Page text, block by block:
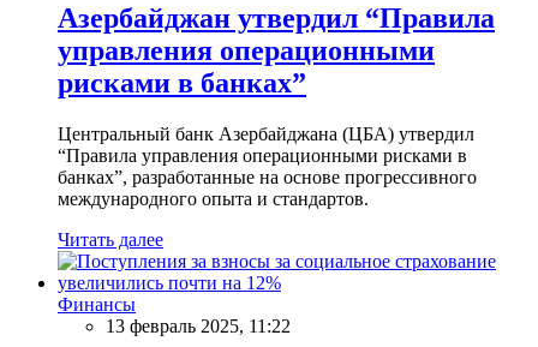
Азербайджан утвердил “Правила
управления операционными
рисками в банках”
Центральный банк Азербайджана (ЦБА) утвердил
“Правила управления операционными рисками в
банках”, разработанные на основе прогрессивного
международного опыта и стандартов.
Читать далее
Финансы
13 февраль 2025, 11:22